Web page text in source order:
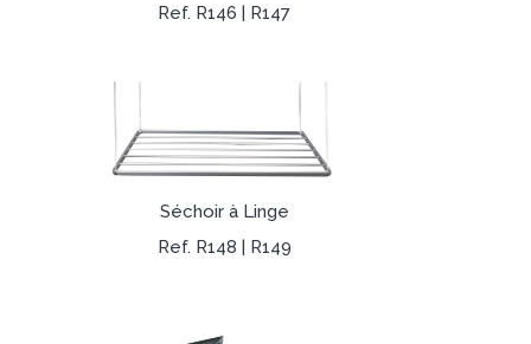
Ref. R146 | R147
Séchoir à Linge
Ref. R148 | R149